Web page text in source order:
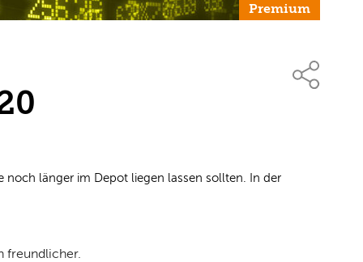
Premium
noch länger im Depot liegen lassen sollten. In der
freundlicher.